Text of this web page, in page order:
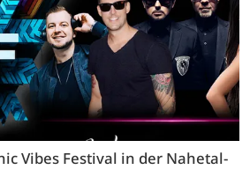
Vibes Festival in der Nahetal-